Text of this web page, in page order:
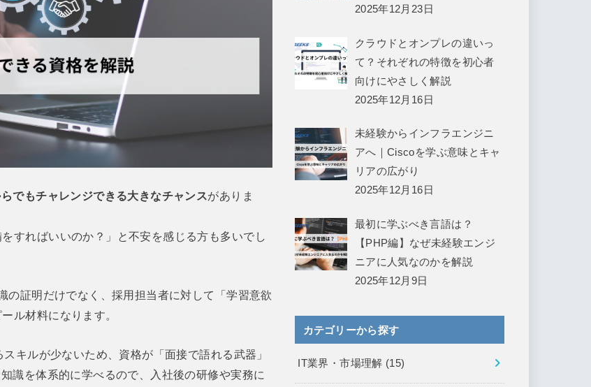
でもチャレンジできる大きなチャンスがありま
すればいいのか？」と不安を感じる方も多いでし
の証明だけでなく、採用担当者に対して「学習意欲
ル材料になります。
キルが少ないため、資格が「面接で語れる武器」
識を体系的に学べるので、入社後の研修や実務に
2025年12月23日
クラウドとオンプレの違いっ
て？それぞれの特徴を初心者
向けにやさしく解説
2025年12月16日
未経験からインフラエンジニ
アへ｜Ciscoを学ぶ意味とキャ
リアの広がり
2025年12月16日
最初に学ぶべき言語は？
【PHP編】なぜ未経験エンジ
ニアに人気なのかを解説
2025年12月9日
カテゴリーから探す
IT業界・市場理解 (15)